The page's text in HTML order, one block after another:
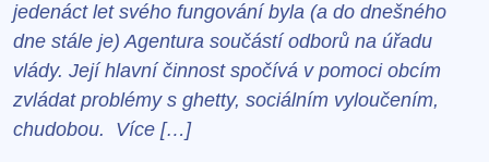
jedenáct let svého fungování byla (a do dnešného
dne stále je) Agentura součástí odborů na úřadu
vlády. Její hlavní činnost spočívá v pomoci obcím
zvládat problémy s ghetty, sociálním vyloučením,
chudobou. Více […]